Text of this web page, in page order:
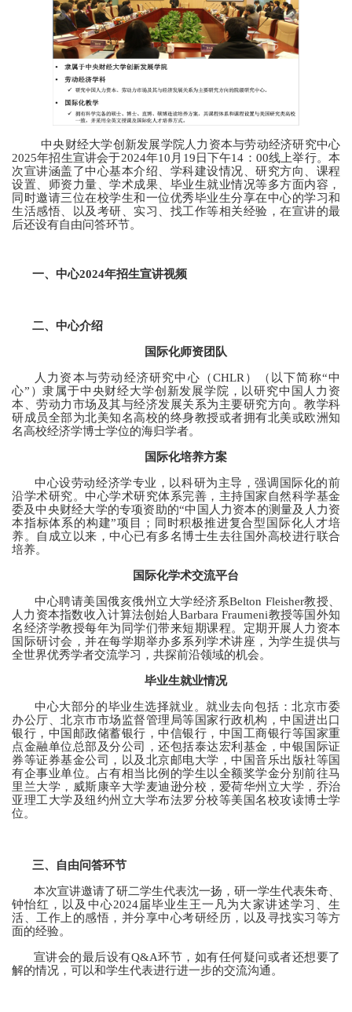
中央财经大学创新发展学院人力资本与劳动经济研究中心
2025年招生宣讲会于2024年10 月 19 日下午14 ： 00线上举行。本
次宣讲涵盖了中心基本介绍、学科建设情况、研究方向、课程
设置、师资力量、学术成果、毕业生就业情况等多方面内容，
同时邀请三位在校学生和一位优秀毕业生分享在中心的学习和
生活感悟、以及考研、实习、找工作等相关经验，在宣讲的最
后还设有自由问答环节。
一、中心2024年招生宣讲视频
二、中心介绍
国际化师资团队
人力资本与劳动经济研究中心（CHLR ）（以下简称“中
心” ）隶属于中央财经大学创新发展学院，以研究中国人力资
本、劳动力市场及其与经济发展关系为主要研究方向。教学科
研成员全部为北美知名高校的终身教授或者拥有北美或欧洲知
名高校经济学博士学位的海归学者。
国际化培养方案
中心设劳动经济学专业，以科研为主导，强调国际化的前
沿学术研究。中心学术研究体系完善，主持国家自然科学基金
委及中央财经大学的专项资助的“中国人力资本的测量及人力资
本指标体系的构建”项目；同时积极推进复合型国际化人才培
养。自成立以来，中心已有多名博士生去往国外高校进行联合
培养。
国际化学术交流平台
中心聘请美国俄亥俄州立大学经济系Belton Fleisher教授、
人力资本指数收入计算法创始人Barbara Fraumeni教授等国外知
名经济学教授每年为同学们带来短期课程。定期开展人力资本
国际研讨会，并在每学期举办多系列学术讲座，为学生提供与
全世界优秀学者交流学习，共探前沿领域的机会。
毕业生就业情况
中心大部分的毕业生选择就业。就业去向包括：北京市委
办公厅、北京市市场监督管理局等国家行政机构，中国进出口
银行，中国邮政储蓄银行，中信银行，中国工商银行等国家重
点金融单位总部及分公司，还包括泰达宏利基金，中银国际证
券等证券基金公司，以及北京邮电大学，中国音乐出版社等国
有企事业单位。占有相当比例的学生以全额奖学金分别前往马
里兰大学，威斯康辛大学麦迪逊分校，爱荷华州立大学，乔治
亚理工大学及纽约州立大学布法罗分校等美国名校攻读博士学
位。
三、自由问答环节
本次宣讲邀请了研二学生代表沈一扬，研一学生代表朱奇、
钟怡红，以及中心2024届毕业生王一凡为大家讲述学习、生
活、工作上的感悟，并分享中心考研经历，以及寻找实习等方
面的经验。
宣讲会的最后设有Q&A环节，如有任何疑问或者还想要了
解的情况，可以和学生代表进行进一步的交流沟通。